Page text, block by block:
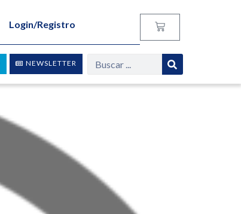
Login/Registro
NEWSLETTER